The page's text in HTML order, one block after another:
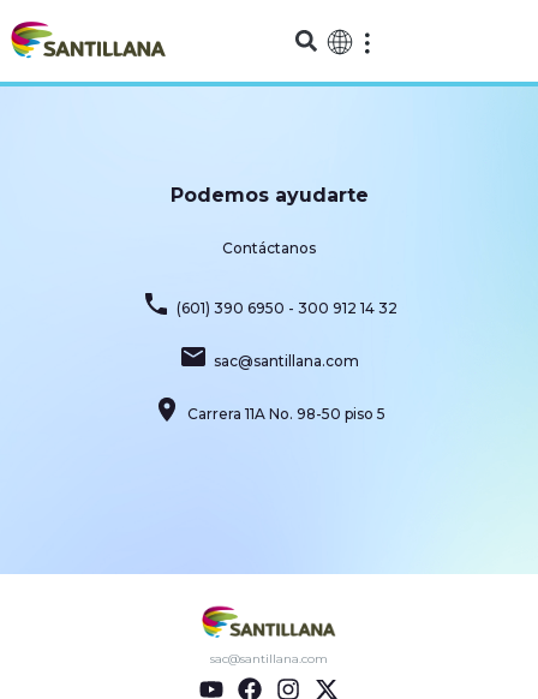
Podemos ayudarte
Contáctanos
(601) 390 6950 - 300 912 14 32
sac@santillana.com
Carrera 11A No. 98-50 piso 5
sac@santillana.com